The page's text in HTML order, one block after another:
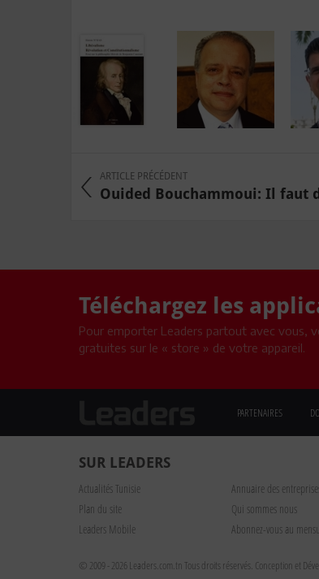
ARTICLE PRÉCÉDENT
Ouided Bouchammoui: Il faut
Téléchargez les
Pour emporter Leaders partout avec vous,
gratuites sur le « store » de votre appareil.
PARTENAIRES
SUR LEADERS
Actualités Tunisie Annuaire des
Plan du site
Qui sommes nous
Leaders Mobile
Abonnez-vous au
© 2009 - 2026 Leaders.com.tn Tous droits réservés. Conception et